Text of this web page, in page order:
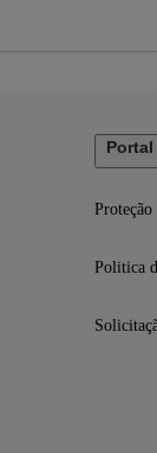
Proteção
Politica